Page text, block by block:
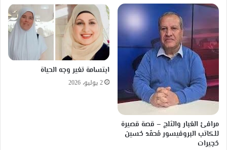
مرافئ الغبار والثلج – قصة قصيرة
للكاتب البروفيسور مُحمّد حُسين
حُجيرات
ابتسامة تغير وجه الحياة
2 يوليو، 2026